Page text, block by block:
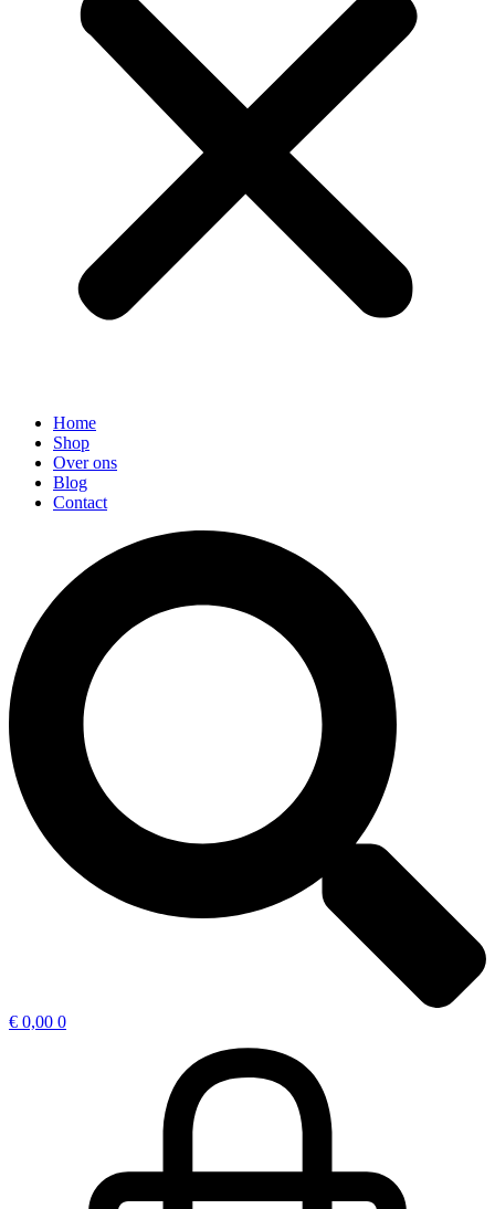
Home
Shop
Over ons
Blog
Contact
€ 0,00 0